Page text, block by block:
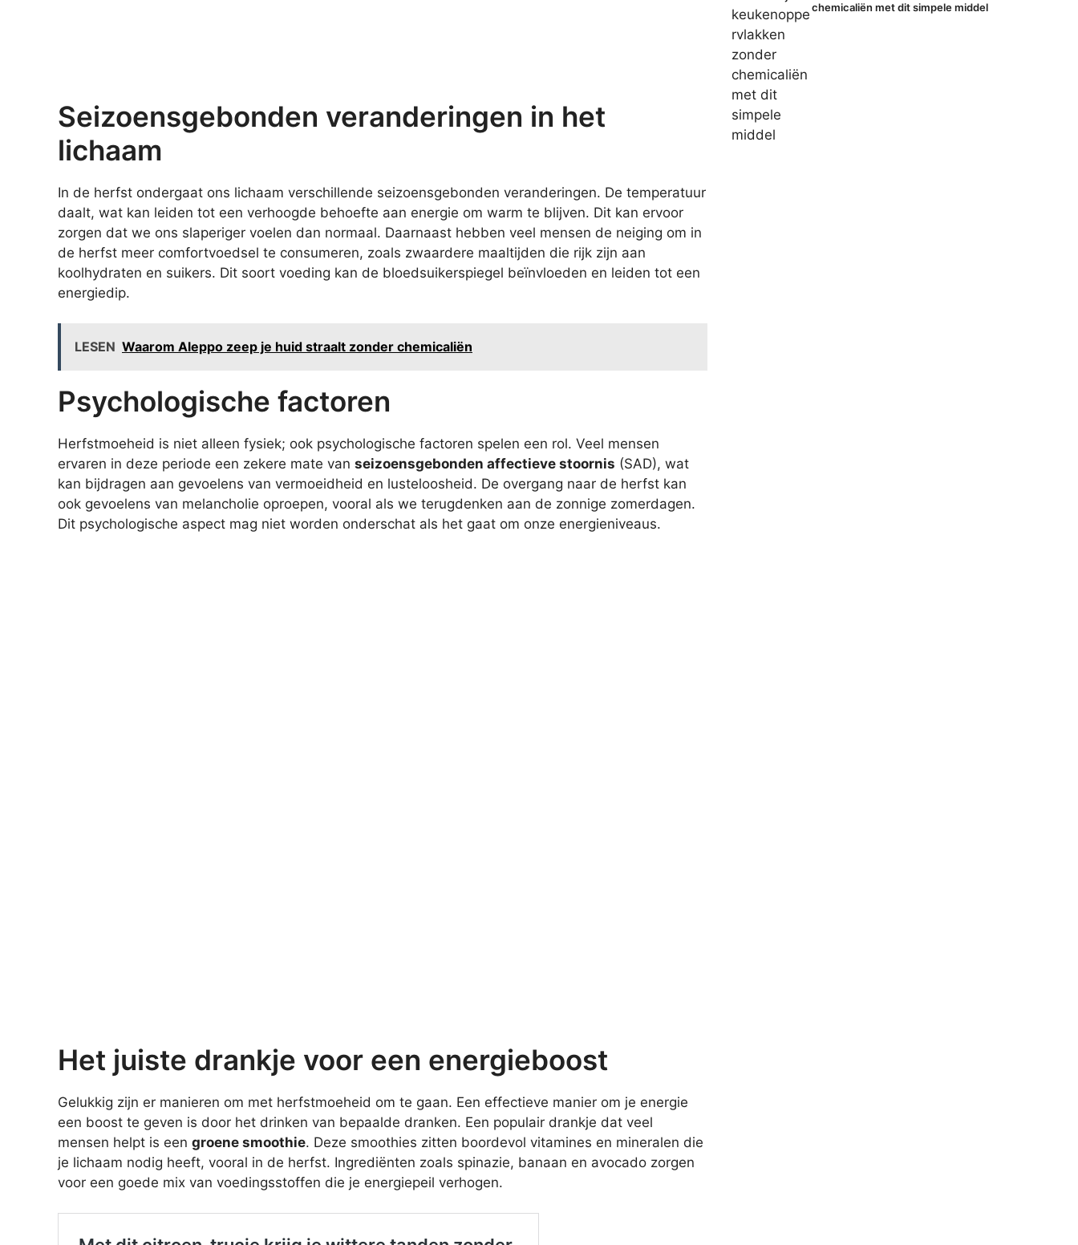
Seizoensgebonden veranderingen in het
lichaam
In de herfst ondergaat ons lichaam verschillende seizoensgebonden veranderingen. De temperatuur
daalt, wat kan leiden tot een verhoogde behoefte aan energie om warm te blijven. Dit kan ervoor
zorgen dat we ons slaperiger voelen dan normaal. Daarnaast hebben veel mensen de neiging om in
de herfst meer comfortvoedsel te consumeren, zoals zwaardere maaltijden die rijk zijn aan
koolhydraten en suikers. Dit soort voeding kan de bloedsuikerspiegel beïnvloeden en leiden tot een
energiedip.
LESEN Waarom Aleppo zeep je huid straalt zonder chemicaliën
Psychologische factoren
Herfstmoeheid is niet alleen fysiek; ook psychologische factoren spelen een rol. Veel mensen
ervaren in deze periode een zekere mate van seizoensgebonden affectieve stoornis (SAD), wat
kan bijdragen aan gevoelens van vermoeidheid en lusteloosheid. De overgang naar de herfst kan
ook gevoelens van melancholie oproepen, vooral als we terugdenken aan de zonnige zomerdagen.
Dit psychologische aspect mag niet worden onderschat als het gaat om onze energieniveaus.
Het juiste drankje voor een energieboost
Gelukkig zijn er manieren om met herfstmoeheid om te gaan. Een effectieve manier om je energie
een boost te geven is door het drinken van bepaalde dranken. Een populair drankje dat veel
mensen helpt is een groene smoothie. Deze smoothies zitten boordevol vitamines en mineralen die
je lichaam nodig heeft, vooral in de herfst. Ingrediënten zoals spinazie, banaan en avocado zorgen
voor een goede mix van voedingsstoffen die je energiepeil verhogen.
chemicaliën met dit simpele middel